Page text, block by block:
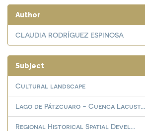
Author
CLAUDIA RODRÍGUEZ ESPINOSA
Subject
Cultural landscape
Lago de Pátzcuaro - Cuenca Lacust...
Regional Historical Spatial Devel...